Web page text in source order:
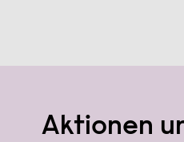
Aktionen